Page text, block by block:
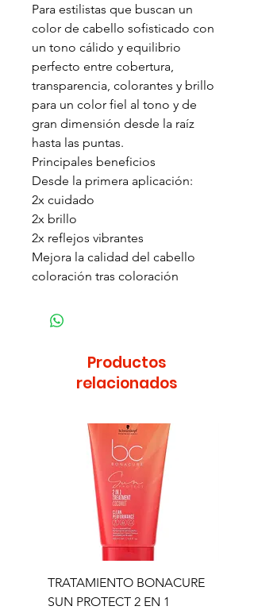
Para estilistas que buscan un
color de cabello sofisticado con
un tono cálido y equilibrio
perfecto entre cobertura,
transparencia, colorantes y brillo
para un color fiel al tono y de
gran dimensión desde la raíz
hasta las puntas.
Principales beneficios
Desde la primera aplicación:
2x cuidado
2x brillo
2x reflejos vibrantes
Mejora la calidad del cabello
coloración tras coloración
Productos
relacionados
TRATAMIENTO BONACURE
SUN PROTECT 2 EN 1